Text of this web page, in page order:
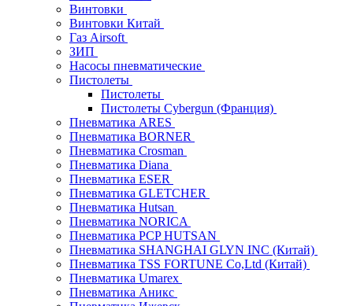
Винтовки
Винтовки Китай
Газ Airsoft
ЗИП
Насосы пневматические
Пистолеты
Пистолеты
Пистолеты Cybergun (Франция)
Пневматика ARES
Пневматика BORNER
Пневматика Crosman
Пневматика Diana
Пневматика ESER
Пневматика GLETCHER
Пневматика Hutsan
Пневматика NORICA
Пневматика PCP HUTSAN
Пневматика SHANGHAI GLYN INC (Китай)
Пневматика TSS FORTUNE Co,Ltd (Китай)
Пневматика Umarex
Пневматика Аникс